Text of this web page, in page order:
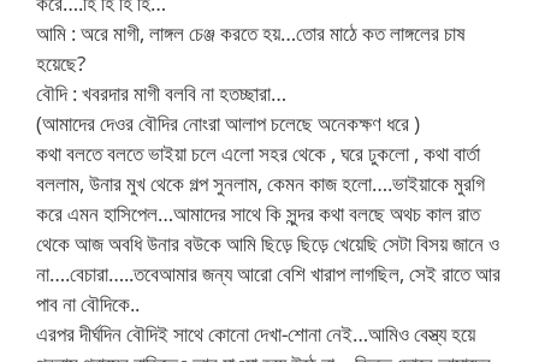
আমি : অরে মাগী, লাঙ্গল চেঞ্জ করতে হয়…তোর মাঠে কত লাঙ্গলের চাষ
হয়েছে?
বৌদি : খবরদার মাগী বলবি না হতচ্ছারা…
(আমাদের দেওর বৌদির নোংরা আলাপ চলেছে অনেকক্ষণ ধরে )
কথা বলতে বলতে ভাইয়া চলে এলো সহর থেকে , ঘরে ঢুকলো , কথা বার্তা
বললাম, উনার মুখ থেকে গল্প সুনলাম, কেমন কাজ হলো….ভাইয়াকে মুরগি
করে এমন হাসিপেল…আমাদের সাথে কি সুন্দর কথা বলছে অথচ কাল রাত
থেকে আজ অবধি উনার বউকে আমি ছিড়ে ছিড়ে খেয়েছি সেটা বিসয় জানে ও
না….বেচারা…..তবেআমার জন্য আরো বেশি খারাপ লাগছিল, সেই রাতে আর
পাব না বৌদিকে..
এরপর দীর্ঘদিন বৌদিই সাথে কোনো দেখা-শোনা নেই…আমিও বেস্ত্য হয়ে